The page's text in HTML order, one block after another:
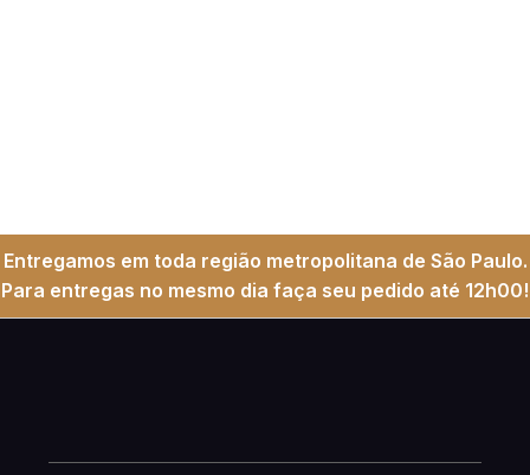
Entregamos em toda região metropolitana de São Paulo.
Para entregas no mesmo dia faça seu pedido até 12h00!